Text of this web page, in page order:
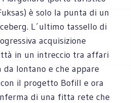
è solo la punta di un
L´ultimo tassello di
acquisizione
in un intreccio tra affari
da lontano e che appare
il progetto Bofill e ora
di una fitta rete che